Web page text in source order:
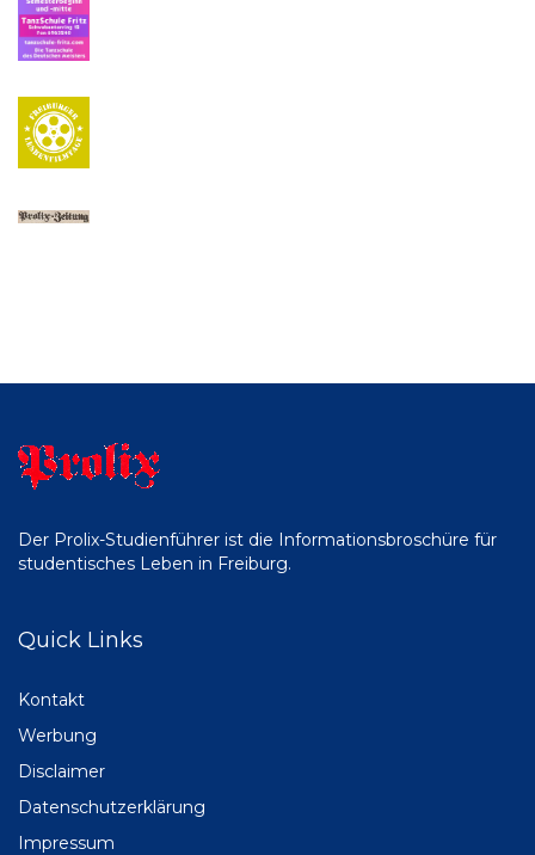
Der Prolix-Studienführer ist die Informationsbroschüre für
studentisches Leben in Freiburg.
Quick Links
Kontakt
Werbung
Disclaimer
Datenschutzerklärung
Impressum